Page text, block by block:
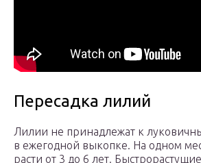
Пересадка лилий
Лилии не принадлежат к
в ежегодной выкопке. На одном
расти от 3 до 6 лет.